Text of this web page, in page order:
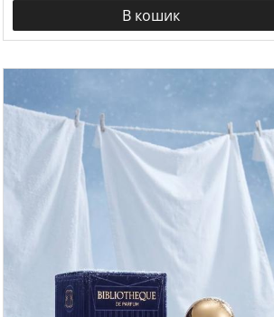
В кошик